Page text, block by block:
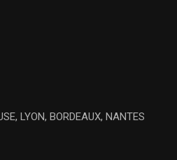
LYON, BORDEAUX, NANTES